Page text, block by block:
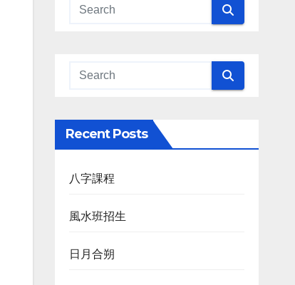
Recent Posts
八字課程
風水班招生
日月合朔